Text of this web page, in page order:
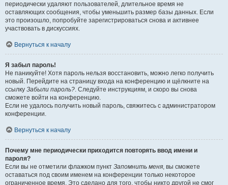
периодически удаляют пользователей, длительное время не
оставляющих сообщения, чтобы уменьшить размер базы данных. Если
это произошло, попробуйте зарегистрироваться снова и активнее
участвовать в дискуссиях.
Вернуться к началу
Я забыл пароль!
Не паникуйте! Хотя пароль нельзя восстановить, можно легко получить
новый. Перейдите на страницу входа на конференцию и щёлкните на
ссылку Забыли пароль?. Следуйте инструкциям, и скоро вы снова
сможете войти на конференцию.
Если не удалось получить новый пароль, свяжитесь с администратором
конференции.
Вернуться к началу
Почему мне периодически приходится повторять ввод имени и
пароля?
Если вы не отметили флажком пункт Запомнить меня, вы сможете
оставаться под своим именем на конференции только некоторое
ограниченное время. Это сделано для того, чтобы никто другой не смог